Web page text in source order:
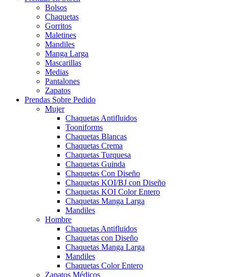
Bolsos
Chaquetas
Gorritos
Maletines
Mandiles
Manga Larga
Mascarillas
Medias
Pantalones
Zapatos
Prendas Sobre Pedido
Mujer
Chaquetas Antifluidos
Tooniforms
Chaquetas Blancas
Chaquetas Crema
Chaquetas Turquesa
Chaquetas Guinda
Chaquetas Con Diseño
Chaquetas KOI/BJ con Diseño
Chaquetas KOI Color Entero
Chaquetas Manga Larga
Mandiles
Hombre
Chaquetas Antifluidos
Chaquetas con Diseño
Chaquetas Manga Larga
Mandiles
Chaquetas Color Entero
Zapatos Médicos